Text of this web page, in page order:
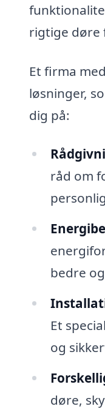
rigtige døre
Et firma
løsninger,
dig på:
råd om
bedre
Et
og
døre,